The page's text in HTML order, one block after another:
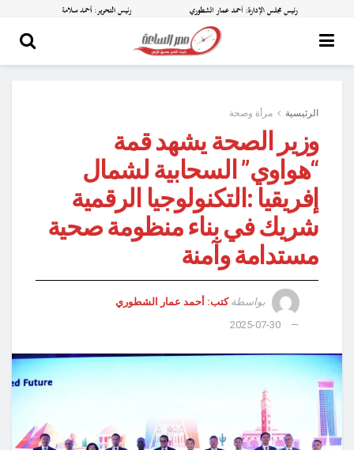
الرئيسية مرأة وصحة
وزير الصحة يشهد قمة
“هواوي” السحابية لشمال
إفريقيا :التكنولوجيا الرقمية
شريك في بناء منظومة صحية
مستدامة وآمنة
بواسطة كتب: أحمد عمار الشطوري
2025-07-30